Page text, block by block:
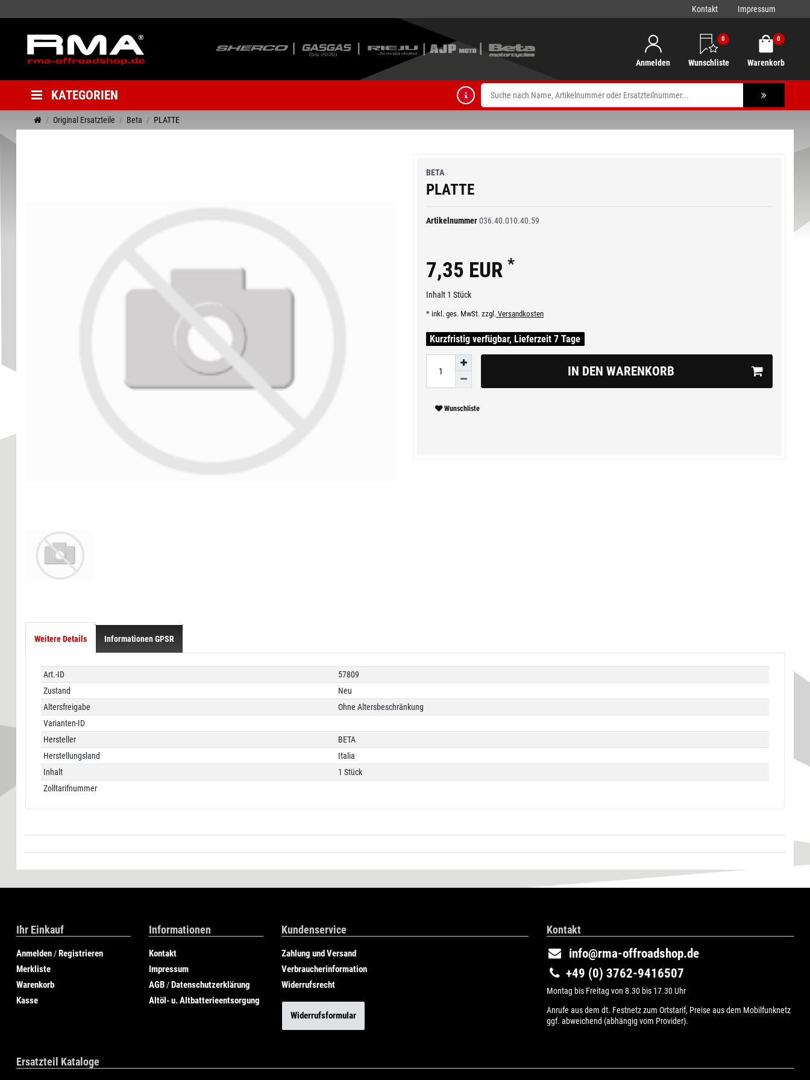
Kontakt Impressum
Anmelden
0
Wunschliste
0
Warenkorb
KATEGORIEN
Original Ersatzteile Beta PLATTE
BETA
PLATTE
Artikelnummer036.40.010.40.59
7,35 EUR *
Inhalt 1 Stück
* inkl. ges. MwSt. zzgl. Versandkosten
Kurzfristig verfügbar, Lieferzeit 7 Tage
IN DEN WARENKORB
Wunschliste
Weitere Details Informationen GPSR
Technisches
Merkmal
Wert
Art.-ID
57809
Zustand
Neu
Altersfreigabe
Ohne Altersbeschränkung
Varianten-ID
Hersteller
BETA
Herstellungsland
Italia
Inhalt
1 Stück
Zolltarifnummer
Ihr Einkauf
Anmelden /Registrieren
Merkliste
Warenkorb
Kasse
Informationen
Kontakt
Impressum
AGB /Datenschutzerklärung
Altöl- u. Altbatterieentsorgung
Kundenservice
Zahlung und Versand
Verbraucherinformation
Widerrufsrecht
Widerrufsformular
Kontakt
info@rma-offroadshop.de
+49 (0) 3762-9416507
Montag bis Freitag von 8.30 bis 17.30 Uhr
Anrufe aus dem dt. Festnetz zum Ortstarif, Preise aus dem Mobilfunknetz
ggf. abweichend (abhängig vom Provider).
Ersatzteil Kataloge